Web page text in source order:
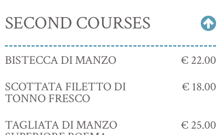
SECOND COURSES
BISTECCA DI MANZO
€ 22.00
SCOTTATA FILETTO DI
TONNO FRESCO
€ 18.00
TAGLIATA DI MANZO € 25.00